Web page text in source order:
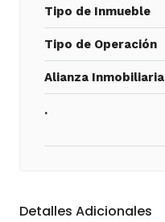
Tipo de Inmueble
Tipo de Operación
Alianza Inmobiliaria
.
Detalles Adicionales